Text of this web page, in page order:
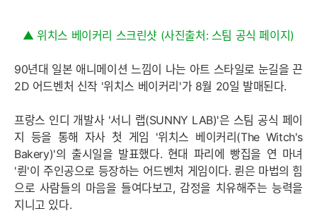
▲ 위치스 베이커리 스크린샷 (사진출처: 스팀 공식 페이지)
90년대 일본 애니메이션 느낌이 나는 아트 스타일로 눈길을 끈
2D 어드벤처 신작 '위치스 베이커리'가 8월 20일 발매된다.
프랑스 인디 개발사 '서니 랩(SUNNY LAB)'은 스팀 공식 페이
지 등을 통해 자사 첫 게임 '위치스 베이커리(The Witch's
Bakery)'의 출시일을 발표했다. 현대 파리에 빵집을 연 마녀
'륀'이 주인공으로 등장하는 어드벤처 게임이다. 륀은 마법의 힘
으로 사람들의 마음을 들여다보고, 감정을 치유해주는 능력을
지니고 있다.